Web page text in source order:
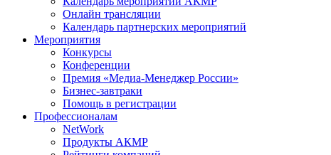
Онлайн трансляции
Календарь партнерских мероприятий
Мероприятия
Конкурсы
Конференции
Премия «Медиа-Менеджер России»
Бизнес-завтраки
Помощь в регистрации
Профессионалам
NetWork
Продукты АКМР